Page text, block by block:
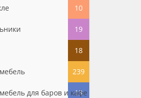
10
19
18
239
для баров и кафе
13